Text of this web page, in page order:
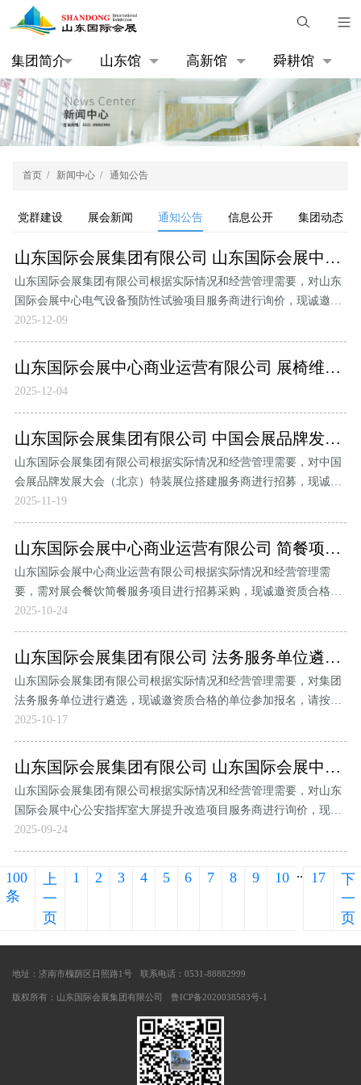
集团简介 山东馆 高新馆 舜耕馆
首页 / 新闻中心 / 通知公告
党群建设 展会新闻 通知公告 信息公开 集团动态
山东国际会展集团有限公司 山东国际会展中心电气设备预防性试验项目招募公告
山东国际会展集团有限公司根据实际情况和经营管理需要，对山东
国际会展中心电气设备预防性试验项目服务商进行询价，现诚邀资
质合格的单位参加报价，请按项目列表所列明细给出相应报价。
2025-12-09
山东国际会展中心商业运营有限公司 展椅维修采购项目公告
2025-12-04
山东国际会展集团有限公司 中国会展品牌发展大会（北京）特装展位搭建服务商招募公告
山东国际会展集团有限公司根据实际情况和经营管理需要，对中国
会展品牌发展大会（北京）特装展位搭建服务商进行招募，现诚邀
资质合格的单位参与报名。
2025-11-19
山东国际会展中心商业运营有限公司 简餐项目招募公告
山东国际会展中心商业运营有限公司根据实际情况和经营管理需
要，需对展会餐饮简餐服务项目进行招募采购，现诚邀资质合格的
单位参加，请按附件列表所列明细给出相应响应。
2025-10-24
山东国际会展集团有限公司 法务服务单位遴选公告
山东国际会展集团有限公司根据实际情况和经营管理需要，对集团
法务服务单位进行遴选，现诚邀资质合格的单位参加报名，请按项
目要求给出相应方案。
2025-10-17
山东国际会展集团有限公司 山东国际会展中心公安指挥室大屏提升改造项目招募公告
山东国际会展集团有限公司根据实际情况和经营管理需要，对山东
国际会展中心公安指挥室大屏提升改造项目服务商进行询价，现诚
邀资质合格的单位参加报价，请按项目列表所列明细给出相应报
价。
2025-09-24
100
条
上
一
页
1 2 3 4 5 6 7 8 9 10 .. 17
下
一
页
地址：济南市槐荫区日照路1号 联系电话：0531-88882999
版权所有：山东国际会展集团有限公司 鲁ICP备2020038583号-1